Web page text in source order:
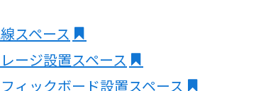
スペース
ージ設置スペース
ィックボード設置スペース